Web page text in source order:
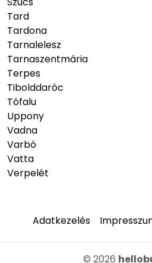
Tard
Tardona
Tarnalelesz
Tarnaszentmária
Terpes
Tibolddaróc
Tófalu
Uppony
Vadna
Varbó
Vatta
Verpelét
Adatkezelés
© 2026